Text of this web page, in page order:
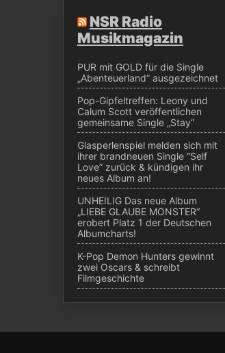
NSR Radio
Musikmagazin
PUR mit GOLD für die Single
„Abenteuerland“ ausgezeichnet
Pop-Gipfeltreffen: Leony und
Calum Scott veröffentlichen
gemeinsame Single „Stay“
Glasperlenspiel melden sich mit
ihrer brandneuen Single “Self
Love” zurück & kündigen ihr
neues Album an!
UNHEILIG Das neue Album
„LIEBE GLAUBE MONSTER“
erobert Platz 1 der Deutschen
Albumcharts!
K-Pop Demon Hunters gewinnt
zwei Oscars & schreibt
Filmgeschichte